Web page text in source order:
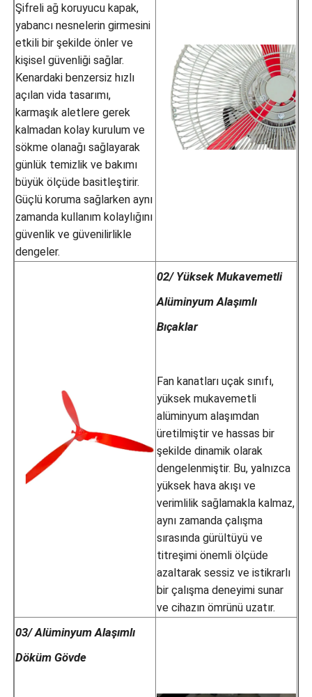
Şifreli ağ koruyucu kapak,
yabancı nesnelerin girmesini
etkili bir şekilde önler ve
kişisel güvenliği sağlar.
Kenardaki benzersiz hızlı
açılan vida tasarımı,
karmaşık aletlere gerek
kalmadan kolay kurulum ve
sökme olanağı sağlayarak
günlük temizlik ve bakımı
büyük ölçüde basitleştirir.
Güçlü koruma sağlarken aynı
zamanda kullanım kolaylığını
güvenlik ve güvenilirlikle
dengeler.
02/ Yüksek Mukavemetli
Alüminyum Alaşımlı
Bıçaklar
Fan kanatları uçak sınıfı,
yüksek mukavemetli
alüminyum alaşımdan
üretilmiştir ve hassas bir
şekilde dinamik olarak
dengelenmiştir. Bu, yalnızca
yüksek hava akışı ve
verimlilik sağlamakla kalmaz,
aynı zamanda çalışma
sırasında gürültüyü ve
titreşimi önemli ölçüde
azaltarak sessiz ve istikrarlı
bir çalışma deneyimi sunar
ve cihazın ömrünü uzatır.
03/ Alüminyum Alaşımlı
Döküm Gövde